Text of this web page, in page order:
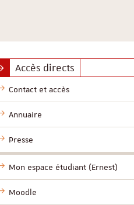
Accès directs
Contact et accès
Annuaire
Presse
Mon espace étudiant (Ernest)
Moodle